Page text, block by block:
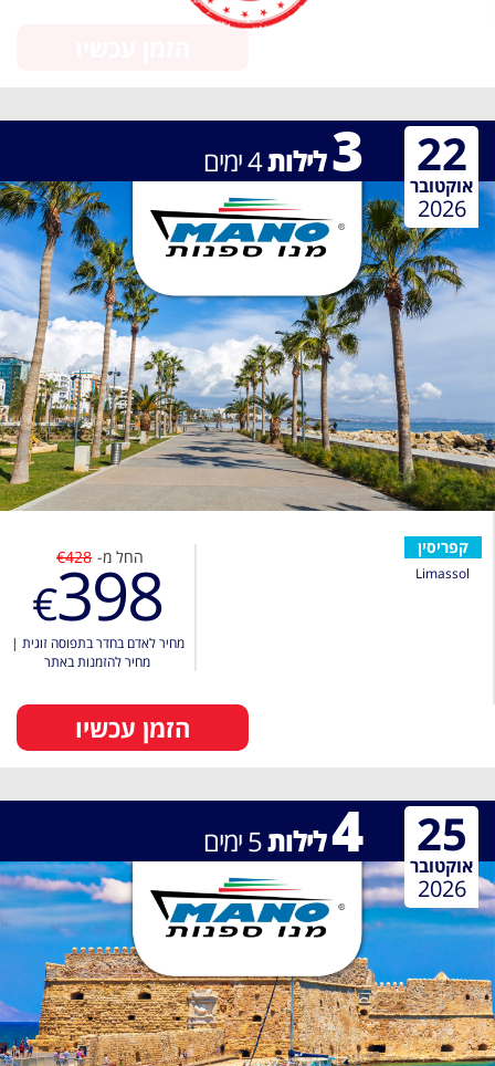
3לילות4ימים 22
אוקטובר
2026
קפריסין
Limassol
החל מ- €428
€398
מחיר לאדם בחדר בתפוסה זוגית |
מחיר להזמנות באתר
הזמן עכשיו
4לילות5ימים 25
אוקטובר
2026